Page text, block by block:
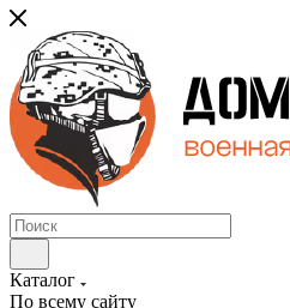
Каталог
По всему сайту